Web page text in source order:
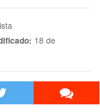
18 de